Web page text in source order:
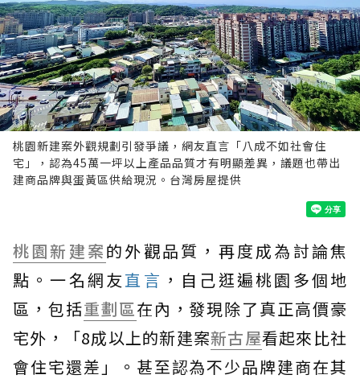
桃園新建案外觀規劃引發爭議，網友直言「八成不如社會住
宅」，認為45萬一坪以上產品品質才有明顯差異，議題也帶出
建商品牌與蛋黃區供給現況。台灣房屋提供
桃園新建案的外觀品質，再度成為討論焦
點。一名網友直言 ，自己逛遍桃園多個地
區，包括重劃區在內，發現除了真正高價豪
宅外，「8成以上的新建案新古屋看起來比社
會住宅還差」。甚至認為不少品牌建商在其